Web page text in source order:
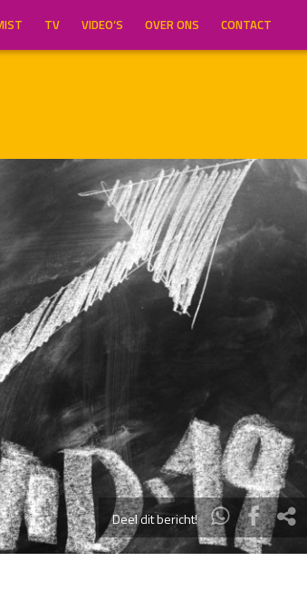
TV VIDEO’S OVER ONS CONTACT
Deel dit bericht!